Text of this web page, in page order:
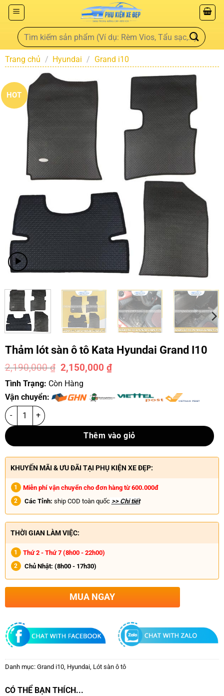
Trang chủ / Hyundai / Grand i10
HOT
Thảm lót sàn ô tô Kata Hyundai Grand I10
2,190,000₫ 2,150,000₫
Tình Trạng: Còn Hàng
Vận chuyển:
Thêm vào giỏ
KHUYẾN MÃI & ƯU ĐÃI TẠI PHỤ KIỆN XE ĐẸP:
Miễn phí vận chuyển cho đơn hàng từ 600.000đ
Các Tỉnh: ship COD toàn quốc >> Chi tiết
THỜI GIAN LÀM VIỆC:
Thứ 2 - Thứ 7 (8h00 - 22h00)
Chủ Nhật: (8h00 - 17h30)
MUA NGAY
Danh mục: Grand i10, Hyundai, Lót sàn ô tô
CÓ THỂ BẠN THÍCH...